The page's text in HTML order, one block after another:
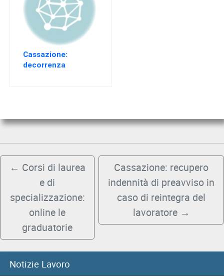
Cassazione:
decorrenza
← Corsi di laurea
e di
specializzazione:
online le
graduatorie
Cassazione: recupero
indennità di preavviso in
caso di reintegra del
lavoratore →
Notizie Lavoro